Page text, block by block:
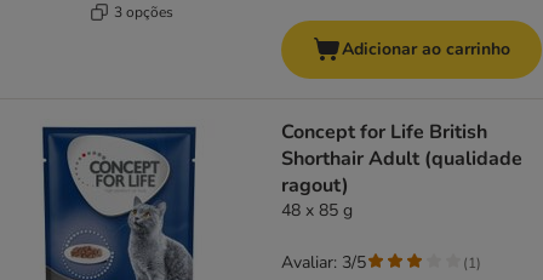
3 opções
Adicionar ao carrinho
Concept for Life British
Shorthair Adult (qualidade
ragout)
48 x 85 g
Avaliar: 3/5 (1)